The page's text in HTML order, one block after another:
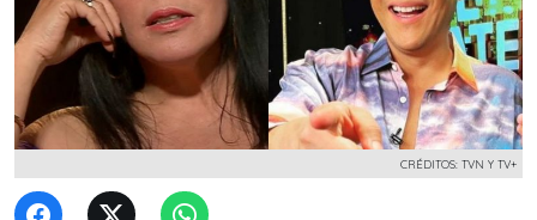
CRÉDITOS: TVN Y TV+